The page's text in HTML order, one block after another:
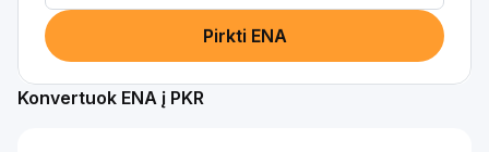
Pirkti ENA
Konvertuok ENA į PKR